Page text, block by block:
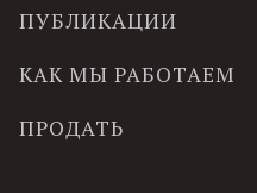
ПУБЛИКАЦИИ
КАК МЫ РАБОТАЕМ
ПРОДАТЬ